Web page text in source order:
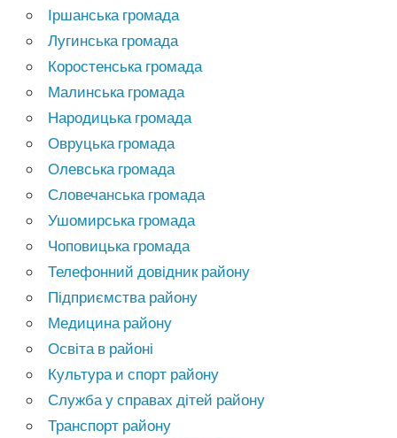
Іршанська громада
Лугинська громада
Коростенська громада
Малинська громада
Народицька громада
Овруцька громада
Олевська громада
Словечанська громада
Ушомирська громада
Чоповицька громада
Телефонний довідник району
Підприємства району
Медицина району
Освіта в районі
Культура и спорт району
Служба у справах дітей району
Транспорт району